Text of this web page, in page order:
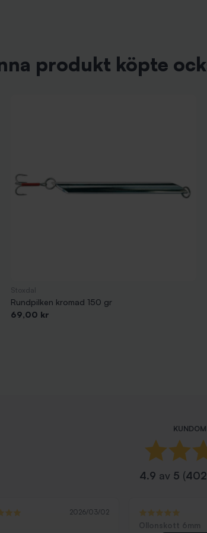
produkt köpte
Rundpilken kromad 150 gr
Pris
69,00 kr
4.9 av 5 (
2026/03/02
Ollonskott 6mm